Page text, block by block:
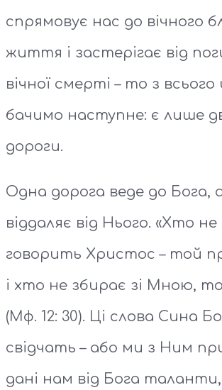
спрямовує нас до вічного
життя і застерігає від
вічної смерті – то з всього
бачимо наступне: є лише
дороги.
Одна дорога веде до Бога,
віддаляє від Нього. «Хто
говорить Христос – той
і хто не збирає зі Мною,
(Мф. 12: 30). Ці слова Сина
свідчать – або ми з Ним
дані нам від Бога таланти,